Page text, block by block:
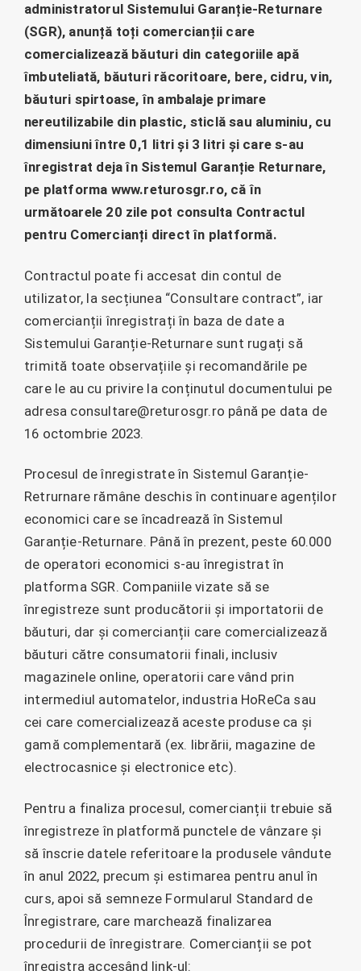
administratorul Sistemului Garanție-Returnare
(SGR), anunță toți comercianții care
comercializează băuturi din categoriile apă
îmbuteliată, băuturi răcoritoare, bere, cidru, vin,
băuturi spirtoase, în ambalaje primare
nereutilizabile din plastic, sticlă sau aluminiu, cu
dimensiuni între 0,1 litri și 3 litri și care s-au
înregistrat deja în Sistemul Garanție Returnare,
pe platforma www.returosgr.ro, că în
următoarele 20 zile pot consulta Contractul
pentru Comercianți direct în platformă.
Contractul poate fi accesat din contul de
utilizator, la secțiunea “Consultare contract”, iar
comercianții înregistrați în baza de date a
Sistemului Garanție-Returnare sunt rugați să
trimită toate observațiile și recomandările pe
care le au cu privire la conținutul documentului pe
adresa consultare@returosgr.ro până pe data de
16 octombrie 2023.
Procesul de înregistrate în Sistemul Garanție-
Retrurnare rămâne deschis în continuare agenților
economici care se încadrează în Sistemul
Garanție-Returnare. Până în prezent, peste 60.000
de operatori economici s-au înregistrat în
platforma SGR. Companiile vizate să se
înregistreze sunt producătorii și importatorii de
băuturi, dar și comercianții care comercializează
băuturi către consumatorii finali, inclusiv
magazinele online, operatorii care vând prin
intermediul automatelor, industria HoReCa sau
cei care comercializează aceste produse ca și
gamă complementară (ex. librării, magazine de
electrocasnice și electronice etc).
Pentru a finaliza procesul, comercianții trebuie să
înregistreze în platformă punctele de vânzare și
să înscrie datele referitoare la produsele vândute
în anul 2022, precum și estimarea pentru anul în
curs, apoi să semneze Formularul Standard de
Înregistrare, care marchează finalizarea
procedurii de înregistrare. Comercianții se pot
înregistra accesând link-ul: